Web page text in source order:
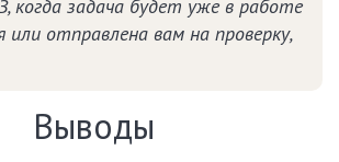
когда задача будет уже в работе
или отправлена вам на проверку,
Выводы